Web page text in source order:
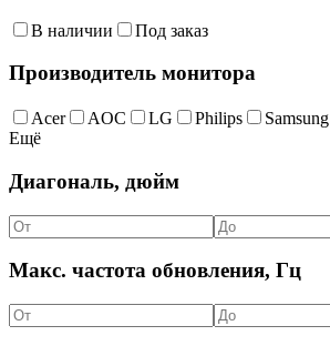
В наличии Под заказ
Производитель монитора
Acer AOC LG Philips
Samsung
Ещё
Диагональ, дюйм
Макс. частота обновления, Гц